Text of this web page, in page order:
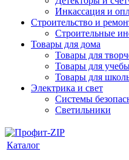
Инкассация и
Строительство и
Строительные
Товары для дома
Товары для
Товары для
Товары для
Электрика и свет
Системы
Светильники
Каталог